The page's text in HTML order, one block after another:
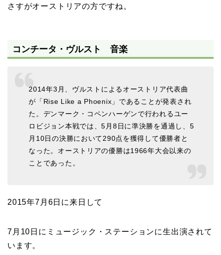
さすがオーストリアの方ですね。
コンチータ・ヴルスト 音楽
2014年3月、ヴルストによるオーストリア代表曲
が「Rise Like a Phoenix」であることが発表され
た。デンマーク・コペンハーゲンで行われるユー
ロビジョン本戦では、5月8日に準決勝を通過し、5
月10日の決勝において290点を獲得して優勝者と
なった。オーストリアの優勝は1966年大会以来の
ことであった。
2015年7月6日に来日して
7月10日にミュージック・ステーションに生出演されて
います。